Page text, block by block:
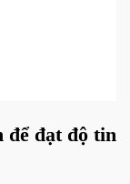
để đạt độ tin